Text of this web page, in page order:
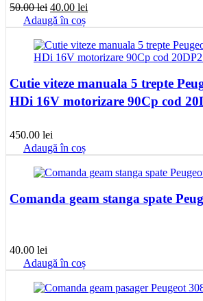
50.00lei Prețul
inițial
a
fost:
50.00 lei.
40.00 lei
este:
40.00 lei.
Adaugă în coș
Cutie viteze manuala 5 trepte
HDi 16V motorizare 90Cp cod
450.00 lei
Adaugă în coș
Comanda geam stanga spate
40.00 lei
Adaugă în coș